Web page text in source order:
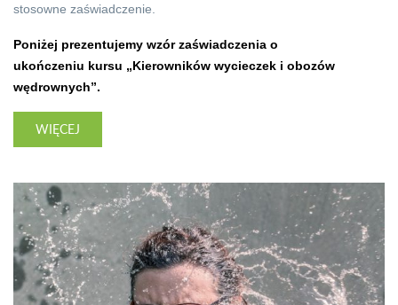
stosowne zaświadczenie.
Poniżej prezentujemy wzór zaświadczenia o
ukończeniu kursu „Kierowników wycieczek i obozów
wędrownych”.
WIĘCEJ